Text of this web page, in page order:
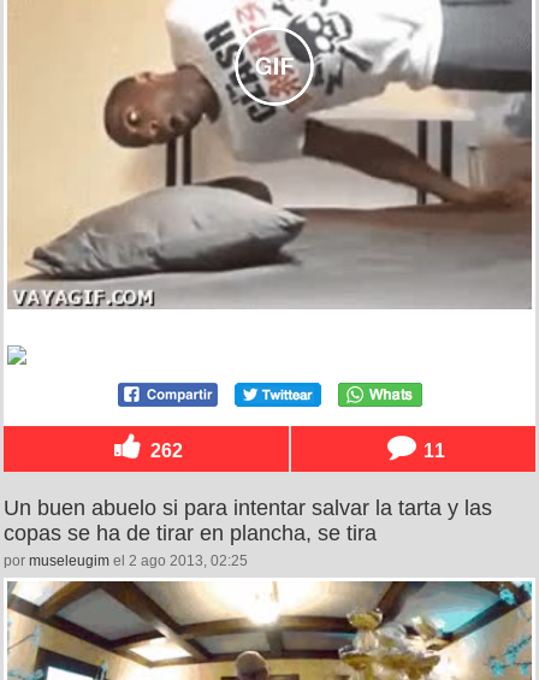
262 11
Un buen abuelo si para intentar salvar la tarta y las
copas se ha de tirar en plancha, se tira
por museleugim el 2 ago 2013, 02:25